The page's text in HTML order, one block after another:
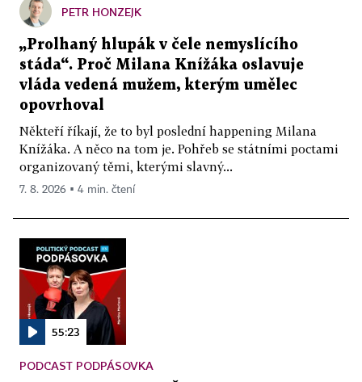
PETR HONZEJK
„Prolhaný hlupák v čele nemyslícího
stáda“. Proč Milana Knížáka oslavuje
vláda vedená mužem, kterým umělec
opovrhoval
Někteří říkají, že to byl poslední happening Milana
Knížáka. A něco na tom je. Pohřeb se státními poctami
organizovaný těmi, kterými slavný...
7. 8. 2026 ▪ 4 min. čtení
55:23
PODCAST PODPÁSOVKA